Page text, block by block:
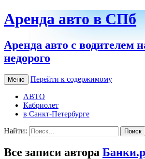
Аренда авто в СПб
Аренда авто с водителем
недорого
Меню Перейти к содержимому
АВТО
Кабриолет
в Санкт-Петербурге
Найти:
Все записи автора